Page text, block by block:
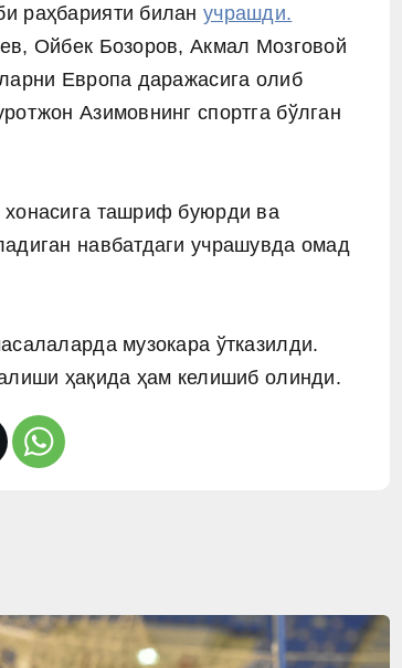
раҳбарияти биланучрашди.
Ойбек Бозоров, Акмал Мозговой
Европа даражасига олиб
Азимовнинг спортга бўлган
ташриф буюрди ва
навбатдаги учрашувда омад
музокара ўтказилди.
ҳақида ҳам келишиб олинди.